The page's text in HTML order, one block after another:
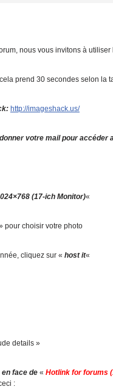
nous vous invitons à
prend 30 secondes selon la
http://imageshack.us/
votre mail pour accéder
(17-ich Monitor)«
pour choisir votre photo
cliquez sur « host it«
details »
en face de « Hotlink for forums
: